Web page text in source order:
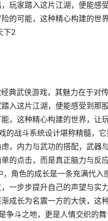
玩家踏入这片江湖，便能感
的可能，这种精心构建的世
下2
典武侠游戏，其魅力在于对
入这片江湖，便能感受到那
，这种精心构建的世界，让
战斗系统设计堪称精髓，
，内力与武功的搭配，武器
的点击，而是真正脑力与反
角色的成长是一条充满代入
一步步提升自己的声望与实
成长为名震一方的大侠，这
斗之地，更是人情交织的